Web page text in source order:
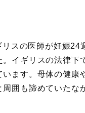
スの医師が妊娠24
。イギリスの法律下
ます。 母体の健康
周囲も諦めていたな